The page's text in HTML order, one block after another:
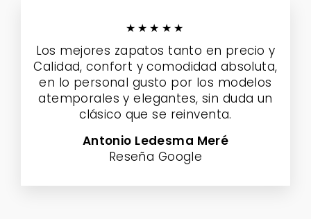
★★★★★
Los mejores zapatos tanto en precio y
Calidad, confort y comodidad absoluta,
en lo personal gusto por los modelos
atemporales y elegantes, sin duda un
clásico que se reinventa.
Antonio Ledesma Meré
Reseña Google